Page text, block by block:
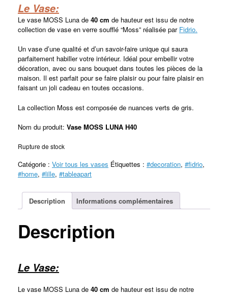
Le Vase:
Le vase MOSS Luna de 40 cm de hauteur est issu de notre
collection de vase en verre soufflé “Moss” réalisée par Fidrio.
Un vase d’une qualité et d’un savoir-faire unique qui saura
parfaitement habiller votre intérieur. Idéal pour embellir votre
décoration, avec ou sans bouquet dans toutes les pièces de la
maison. Il est parfait pour se faire plaisir ou pour faire plaisir en
faisant un joli cadeau en toutes occasions.
La collection Moss est composée de nuances verts de gris.
Nom du produit: Vase MOSS LUNA H40
Rupture de stock
Catégorie : Voir tous les vases Étiquettes : #decoration, #fidrio,
#home, #lille, #tableapart
Description Informations complémentaires
Description
Le Vase:
Le vase MOSS Luna de 40 cm de hauteur est issu de notre